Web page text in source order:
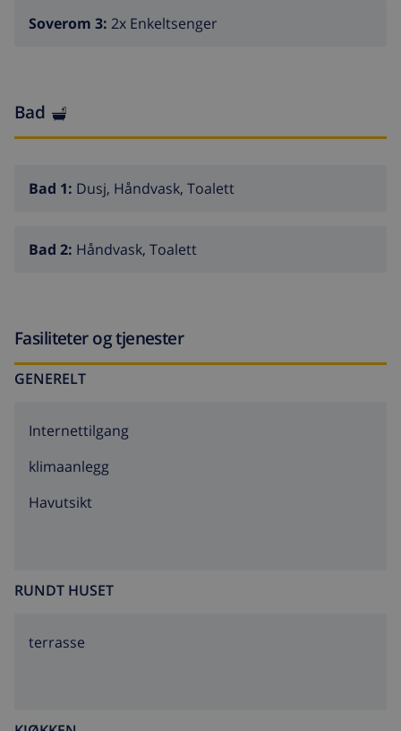
Soverom 3: 2x Enkeltsenger
Bad
Bad 1: Dusj, Håndvask, Toalett
Bad 2: Håndvask, Toalett
Fasiliteter og tjenester
GENERELT
Internettilgang
klimaanlegg
Havutsikt
RUNDT HUSET
terrasse